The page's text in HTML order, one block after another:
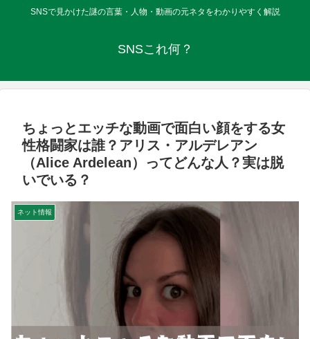
SNSで見かけた謎の言葉・人物・動画の元ネタをわかりやすく解説
SNSこれ何？
ちょっとエッチな動画で面白い顔をする女
性格闘家は誰？アリス・アルデレアン
（Alice Ardelean）ってどんな人？実は脱
いでいる？
ネット情報